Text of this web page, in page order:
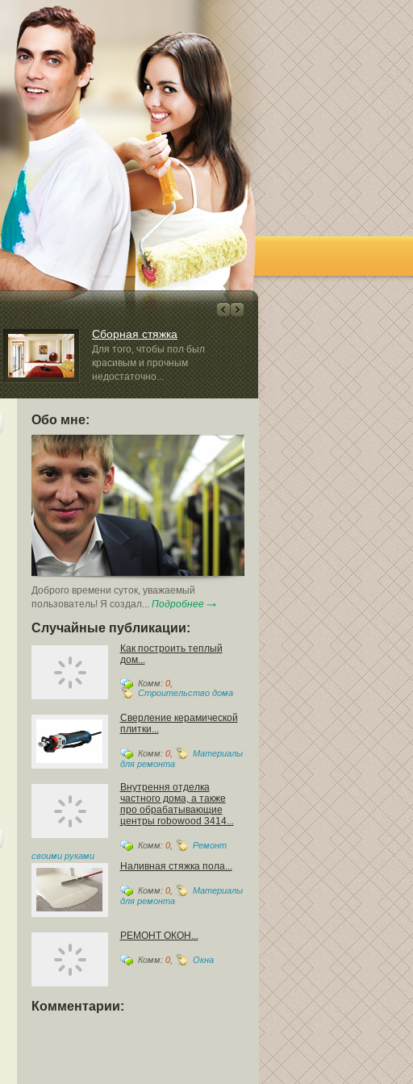
Сборная стяжка
Для того, чтобы пол был
красивым и прочным
недостаточно...
Дорожная
процесс,...
Обо мне:
Доброго времени суток, уважаемый
пользователь! Я создал... Подробнее
Случайные публикации:
Как построить теплый
дом...
Комм: 0,
Строительство дома
Сверление керамической
плитки...
Комм: 0,
Материалы
для ремонта
Внутрення отделка
частного дома, а также
про обрабатывающие
центры robowood 3414...
Комм: 0,
Ремонт
своими руками
Наливная стяжка пола...
Комм: 0,
Материалы
для ремонта
РЕМОНТ ОКОН...
Комм: 0, Окна
Комментарии: